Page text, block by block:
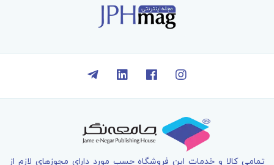
تمامی کالا و خدمات اين فروشگاه حسب مورد دارای مجوزهای لازم از